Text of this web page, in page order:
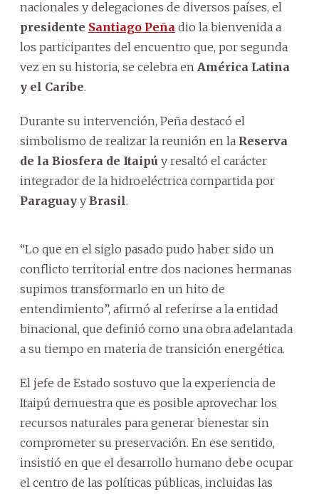
nacionales y delegaciones de diversos países, el
presidente Santiago Peña dio la bienvenida a
los participantes del encuentro que, por segunda
vez en su historia, se celebra en América Latina
y el Caribe.
Durante su intervención, Peña destacó el
simbolismo de realizar la reunión en la Reserva
de la Biosfera de Itaipú y resaltó el carácter
integrador de la hidroeléctrica compartida por
Paraguay y Brasil.
“Lo que en el siglo pasado pudo haber sido un
conflicto territorial entre dos naciones hermanas
supimos transformarlo en un hito de
entendimiento”, afirmó al referirse a la entidad
binacional, que definió como una obra adelantada
a su tiempo en materia de transición energética.
El jefe de Estado sostuvo que la experiencia de
Itaipú demuestra que es posible aprovechar los
recursos naturales para generar bienestar sin
comprometer su preservación. En ese sentido,
insistió en que el desarrollo humano debe ocupar
el centro de las políticas públicas, incluidas las